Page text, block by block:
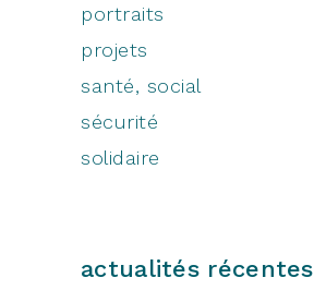
portraits
projets
santé, social
sécurité
solidaire
actualités récentes